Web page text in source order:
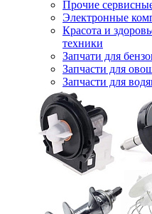
Прочие
Электронные
Красота и
техники
Запчати для
Запчасти для
Запчасти для